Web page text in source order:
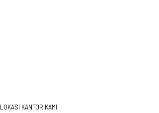
LOKASI KANTOR KAMI